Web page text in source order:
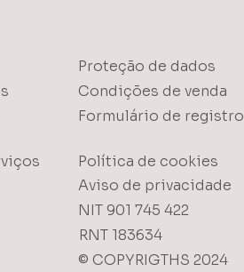
Proteção de dados
Condições de venda
Formulário de registro
Política de cookies
Aviso de privacidade
NIT 901 745 422
RNT 183634
© COPYRIGTHS 2024